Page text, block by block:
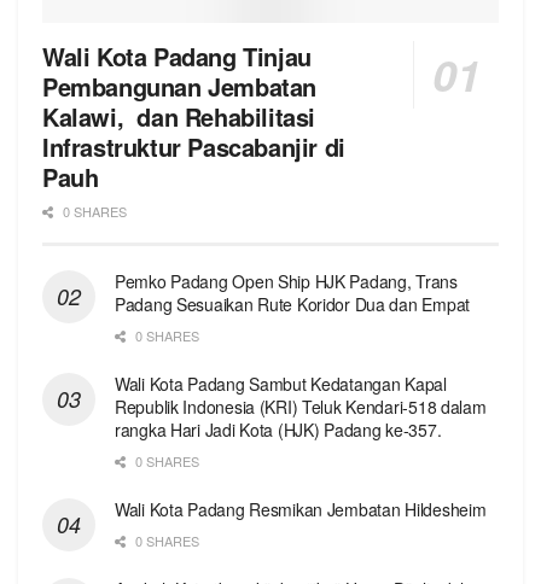
Wali Kota Padang Tinjau
Pembangunan Jembatan
Kalawi, dan Rehabilitasi
Infrastruktur Pascabanjir di
Pauh
0 SHARES
Pemko Padang Open Ship HJK Padang, Trans
Padang Sesuaikan Rute Koridor Dua dan Empat
0 SHARES
Wali Kota Padang Sambut Kedatangan Kapal
Republik Indonesia (KRI) Teluk Kendari-518 dalam
rangka Hari Jadi Kota (HJK) Padang ke-357.
0 SHARES
Wali Kota Padang Resmikan Jembatan Hildesheim
0 SHARES